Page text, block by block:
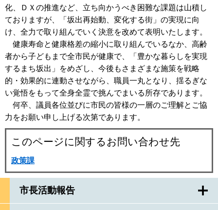
市長活動報告
化、ＤＸの推進など、立ち向かうべき困難な課題は山積し
ておりますが、「坂出再始動、変化する街」の実現に向
け、全力で取り組んでいく決意を改めて表明いたします。
健康寿命と健康格差の縮小に取り組んでいるなか、高齢
者から子どもまで全市民が健康で、「豊かな暮らしを実現
するまち坂出」をめざし、今後もさまざまな施策を戦略
的・効果的に連動させながら、職員一丸となり、揺るぎな
い覚悟をもって全身全霊で挑んでまいる所存であります。
何卒、議員各位並びに市民の皆様の一層のご理解とご協
力をお願い申し上げる次第であります。
このページに関するお問い合わせ先
政策課